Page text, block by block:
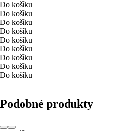
Do košíku
Do košíku
Do košíku
Do košíku
Do košíku
Do košíku
Do košíku
Do košíku
Do košíku
Podobné produkty